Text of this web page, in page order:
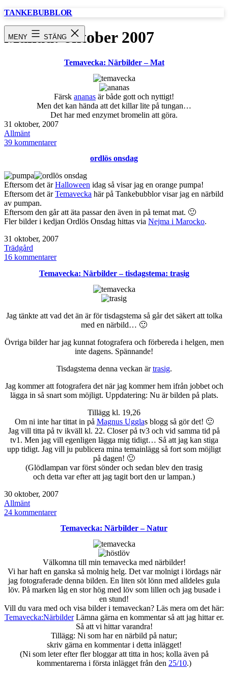
Hoppa
TANKEBUBBLOR
MENY STÄNG
Månad: oktober 2007
Temavecka: Närbilder – Mat
Färsk ananas är både gott och nyttigt!
Men det kan hända att det killar lite på tungan…
Det har med enzymet bromelin att göra.
Publicerat
den
31 oktober, 2007
Kategoriserat
som
Allmänt
39 kommentarertill
Mat
ordlös onsdag
Eftersom det ärHalloween idag så visar jag en orange pumpa!
Eftersom det ärTemavecka här på Tankebubblor visar jag en närbild
av pumpan.
Eftersom den går att äta passar den även in på temat mat. 🙂
Fler bilder i kedjan Ordlös Onsdag hittas via Nejma i Marocko.
Publicerat
den
31 oktober, 2007
Kategoriserat
som
Trädgård
16 kommentarertill
onsdag
Temavecka: Närbilder – tisdagstema: trasig
Jag tänkte att vad det än är för tisdagstema så går det säkert att tolka
med en närbild… 🙂
Övriga bilder har jag kunnat fotografera och förbereda i helgen, men
inte dagens. Spännande!
Tisdagstema denna veckan ärtrasig.
Jag kommer att fotografera det när jag kommer hem ifrån jobbet och
lägga in så snart som möjligt. Uppdatering: Nu är bilden på plats.
Tillägg kl. 19,26
Om ni inte har tittat in på Magnus Ugglas blogg så gör det! 🙂
Jag vill titta på tv ikväll kl. 22. Closer på tv3 och vid samma tid på
tv1. Men jag vill egenligen lägga mig tidigt… Så att jag kan stiga
upp tidigt. Jag vill ju publicera mina temainlägg så fort som möjligt
på dagen! 🙂
(Glödlampan var först sönder och sedan blev den trasig
och detta var efter att jag tagit bort den ur lampan.)
Publicerat
den
30 oktober, 2007
Kategoriserat
som
Allmänt
24 kommentarertill
Närbilder
tisdagstema:
Temavecka: Närbilder – Natur
Välkomna till min temavecka med närbilder!
Vi har haft en ganska så molnig helg. Det var molnigt i lördags när
jag fotograferade denna bilden. En liten söt lönn med alldeles gula
löv. På marken låg en stor hög med löv som lillen och jag busade i
en stund!
Vill du vara med och visa bilder i temaveckan? Läs mera om det här:
Temavecka:NärbilderLämna gärna en kommentar så att jag hittar er.
Så att vi hittar varandra!
Tillägg: Ni som har en närbild på natur;
skriv gärna en kommentar i detta inlägget!
(Ni som leter efter fler bloggar att titta in hos; kolla även på
kommentarerna i första inlägget från den 25/10.)